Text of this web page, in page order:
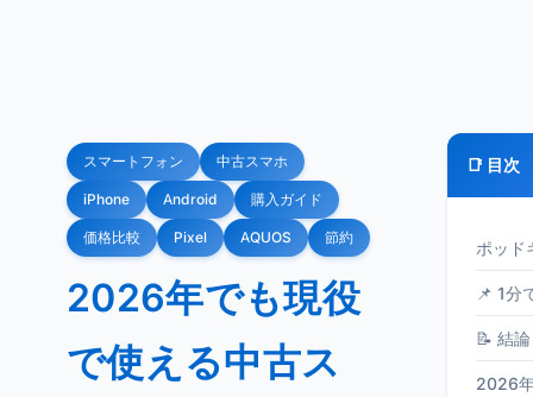
スマートフォン 中古スマホ
iPhone Android 購入ガイド
価格比較 Pixel AQUOS 節約
2026年でも現役
で使える中古ス
📑 目次
ポッド
📌 1分
📝 結論
2026